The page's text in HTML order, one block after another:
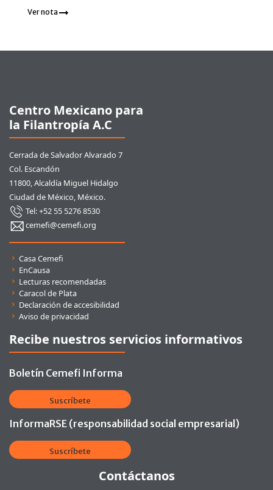
Ver nota
Centro Mexicano para
la Filantropía A.C
Cerrada de Salvador Alvarado 7
Col. Escandón
11800, Alcaldía Miguel Hidalgo
Ciudad de México, México.
Tel: +52 55 5276 8530
cemefi@cemefi.org
Enlaces rápidos
Casa Cemefi
EnCausa
Lecturas recomendadas
Caracol de Plata
Declaración de accesibilidad
Aviso de privacidad
Recibe nuestros servicios informativos
Boletín Cemefi Informa
Suscríbete
InformaRSE (responsabilidad social empresarial)
Suscríbete
Contáctanos